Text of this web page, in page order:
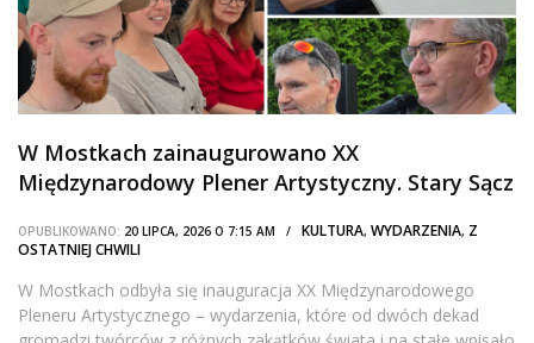
W Mostkach zainaugurowano XX
Międzynarodowy Plener Artystyczny. Stary Sącz
OPUBLIKOWANO: 20 LIPCA, 2026 O 7:15 AM / KULTURA, WYDARZENIA, Z
OSTATNIEJ CHWILI
W Mostkach odbyła się inauguracja XX Międzynarodowego
Pleneru Artystycznego – wydarzenia, które od dwóch dekad